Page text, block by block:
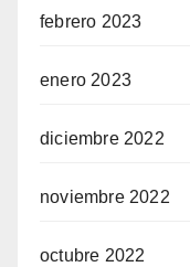
febrero 2023
enero 2023
diciembre 2022
noviembre 2022
octubre 2022